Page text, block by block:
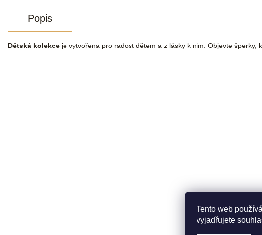
Tento web
vyjadřujete
Popis
Dětská kolekce je vytvořena pro radost dětem a z lásky k nim. Objevte šperky,